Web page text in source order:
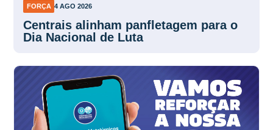
FORÇA 4 AGO 2026
Centrais alinham panfletagem para o
Dia Nacional de Luta